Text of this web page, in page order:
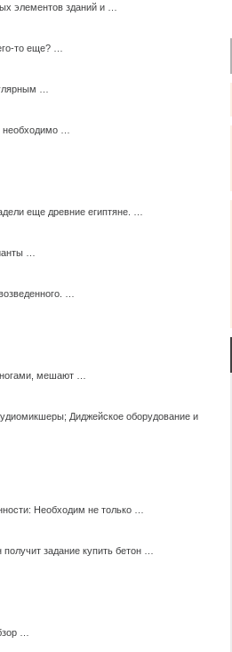
элементов зданий и …
то еще? …
…
необходимо …
еще древние египтяне. …
…
…
мешают …
Диджейское оборудование и
Необходим не только …
задание купить бетон …
…